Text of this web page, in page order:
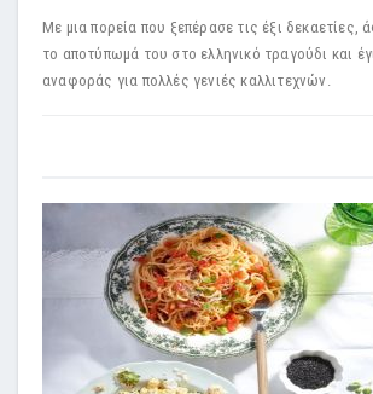
Με μια πορεία που ξεπέρασε τις έξι δεκαετίες,
το αποτύπωμά του στο ελληνικό τραγούδι και
αναφοράς για πολλές γενιές καλλιτεχνών.